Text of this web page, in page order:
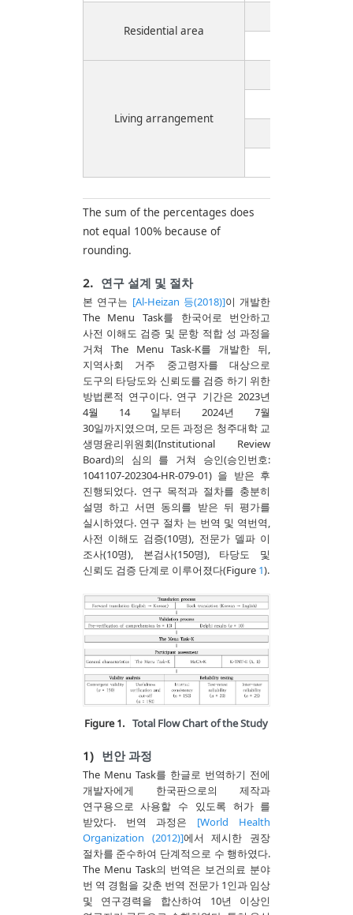
Residential area
Living arrangement
The sum of the percentages does
not equal 100% because of
rounding.
2. 연구 설계 및 절차
본 연구는 [Al-Heizan 등(2018)]이 개발한
The Menu Task를 한국어로 번안하고
사전 이해도 검증 및 문항 적합 성 과정을
거쳐 The Menu Task-K를 개발한 뒤,
지역사회 거주 중고령자를 대상으로
도구의 타당도와 신뢰도를 검증 하기 위한
방법론적 연구이다. 연구 기간은 2023년
4월 14 일부터 2024년 7월
30일까지였으며, 모든 과정은 청주대학 교
생명윤리위원회(Institutional Review
Board)의 심의 를 거쳐 승인(승인번호:
1041107-202304-HR-079-01) 을 받은 후
진행되었다. 연구 목적과 절차를 충분히
설명 하고 서면 동의를 받은 뒤 평가를
실시하였다. 연구 절차 는 번역 및 역번역,
사전 이해도 검증(10명), 전문가 델파 이
조사(10명), 본검사(150명), 타당도 및
신뢰도 검증 단계로 이루어졌다(Figure 1).
Figure 1. Total Flow Chart of the Study
1) 번안 과정
The Menu Task를 한글로 번역하기 전에
개발자에게 한국판으로의 제작과
연구용으로 사용할 수 있도록 허가 를
받았다. 번역 과정은 [World Health
Organization (2012)]에서 제시한 권장
절차를 준수하여 단계적으로 수 행하였다.
The Menu Task의 번역은 보건의료 분야
번 역 경험을 갖춘 번역 전문가 1인과 임상
및 연구경력을 합산하여 10년 이상인